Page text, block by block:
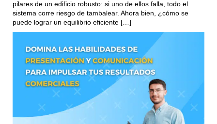
pilares de un edificio robusto: si uno de ellos falla, todo el
sistema corre riesgo de tambalear. Ahora bien, ¿cómo se
puede lograr un equilibrio eficiente […]